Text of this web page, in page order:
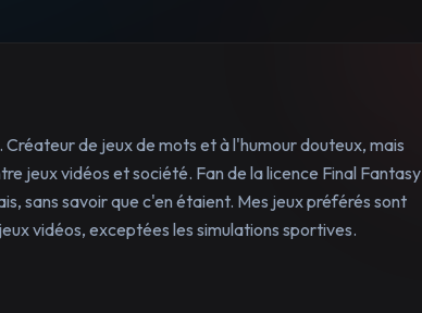
de jeux de mots et à l'humour douteux, mais
jeux vidéos et société. Fan de la licence Final Fantasy
sans savoir que c'en étaient. Mes jeux préférés sont
vidéos, exceptées les simulations sportives.